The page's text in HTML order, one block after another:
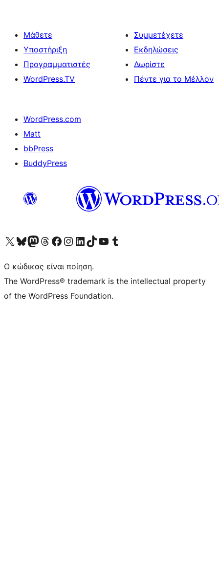
Μάθετε
Υποστήριξη
Προγραμματιστές
WordPress.TV
Συμμετέχετε
Εκδηλώσεις
Δωρίστε
Πέντε για το Μέλλον
WordPress.com
Matt
bbPress
BuddyPress
Visit our X (formerly Twitter) account
Visit our Bluesky account
Επισκεφθείτε τον λογαριασμό μας στο Mastodon
Visit our Threads account
Επισκεφτείτε τη σελίδα μας στο Facebook
Επισκεφθείτε τον λογαριασμό μας Instagram
Επισκεφθείτε τον λογαριασμό μας LinkedIn
Visit our TikTok account
Visit our YouTube channel
Visit our Tumblr account
Ο κώδικας είναι ποίηση.
The WordPress® trademark is the intellectual property
of the WordPress Foundation.